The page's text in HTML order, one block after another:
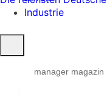
Industrie
öffnen
manager magazin